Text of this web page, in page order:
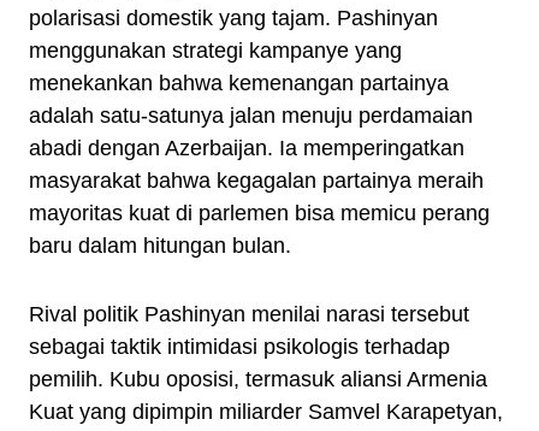
polarisasi domestik yang tajam. Pashinyan
menggunakan strategi kampanye yang
menekankan bahwa kemenangan partainya
adalah satu-satunya jalan menuju perdamaian
abadi dengan Azerbaijan. Ia memperingatkan
masyarakat bahwa kegagalan partainya meraih
mayoritas kuat di parlemen bisa memicu perang
baru dalam hitungan bulan.
Rival politik Pashinyan menilai narasi tersebut
sebagai taktik intimidasi psikologis terhadap
pemilih. Kubu oposisi, termasuk aliansi Armenia
Kuat yang dipimpin miliarder Samvel Karapetyan,